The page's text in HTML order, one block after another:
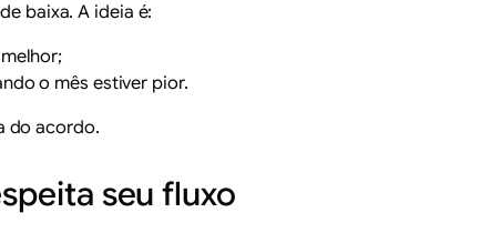
baixa. A ideia é:
o mês estiver pior.
do acordo.
seu fluxo